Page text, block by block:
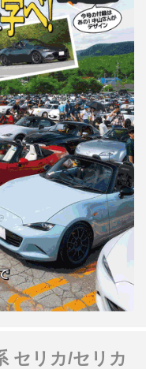
セリカ/セリカ